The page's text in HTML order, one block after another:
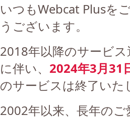
いつもWebcat Plusを
うございます。
2018年以降のサービ
に伴い、 2024年3月31
のサービスは終了いた
2002年以来、長年の